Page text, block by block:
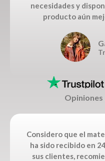
necesidades y
producto aún
Opiniones
Considero que el
ha sido recibido en
sus clientes,